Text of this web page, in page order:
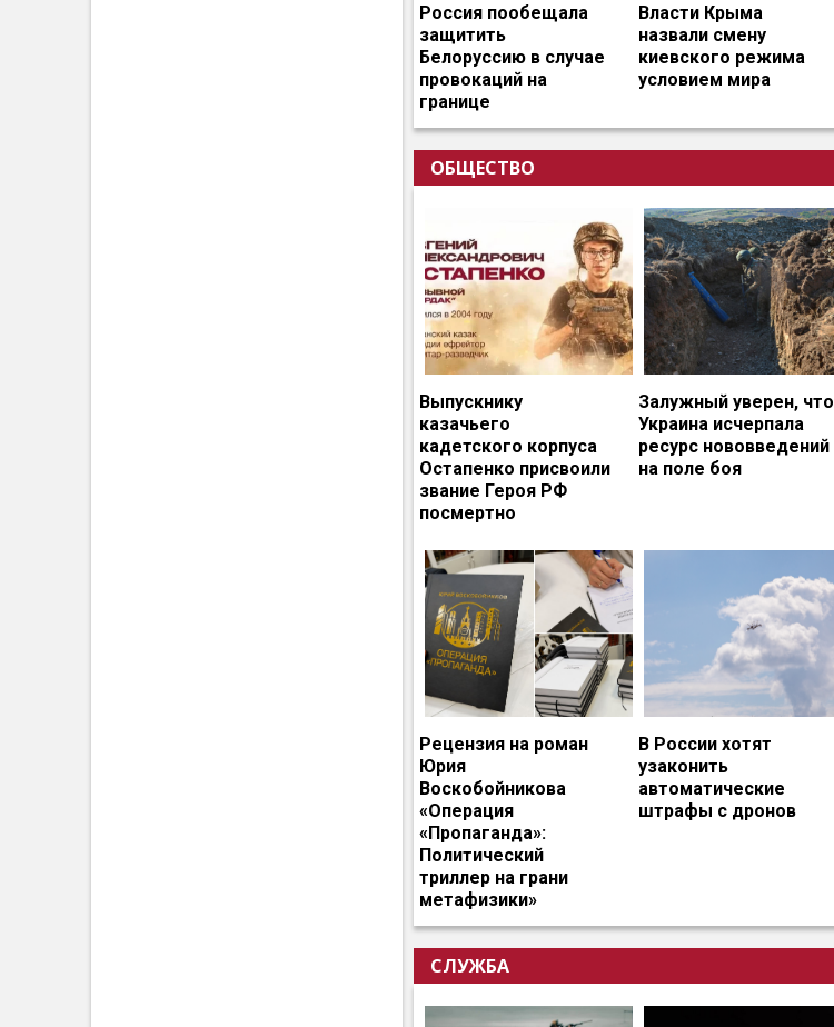
Россия пообещала
защитить
Белоруссию в случае
провокаций на
границе
Власти Крыма
назвали смену
киевского режима
условием мира
ОБЩЕСТВО
Выпускнику
казачьего
кадетского корпуса
Остапенко присвоили
звание Героя РФ
посмертно
Залужный уверен, что
Украина исчерпала
ресурс нововведений
на поле боя
Рецензия на роман
Юрия
Воскобойникова
«Операция
«Пропаганда»:
Политический
триллер на грани
метафизики»
В России хотят
узаконить
автоматические
штрафы с дронов
СЛУЖБА